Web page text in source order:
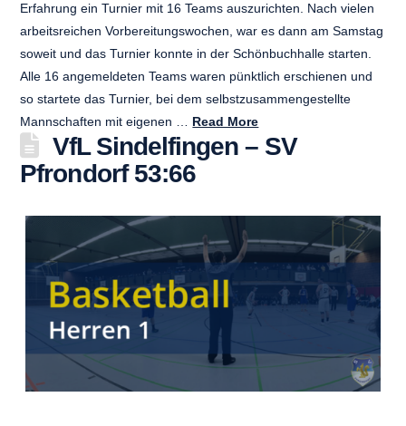
Erfahrung ein Turnier mit 16 Teams auszurichten. Nach vielen
arbeitsreichen Vorbereitungswochen, war es dann am Samstag
soweit und das Turnier konnte in der Schönbuchhalle starten.
Alle 16 angemeldeten Teams waren pünktlich erschienen und
so startete das Turnier, bei dem selbstzusammengestellte
Mannschaften mit eigenen … Read More
VfL Sindelfingen – SV
Pfrondorf 53:66